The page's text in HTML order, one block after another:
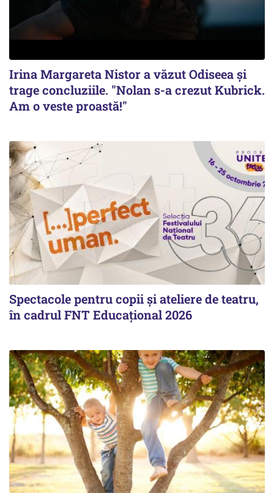
Irina Margareta Nistor a văzut Odiseea şi
trage concluziile. "Nolan s-a crezut Kubrick.
Am o veste proastă!"
Spectacole pentru copii și ateliere de teatru,
în cadrul FNT Educațional 2026